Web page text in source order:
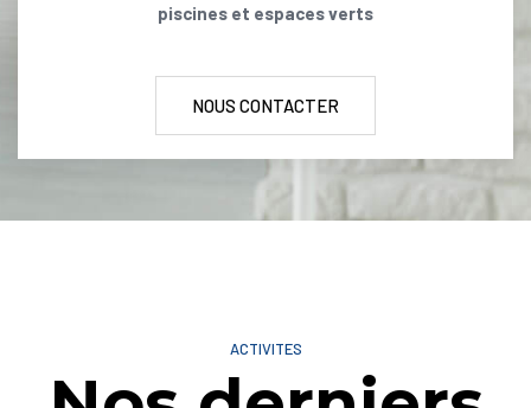
piscines et espaces verts
NOUS CONTACTER
ACTIVITES